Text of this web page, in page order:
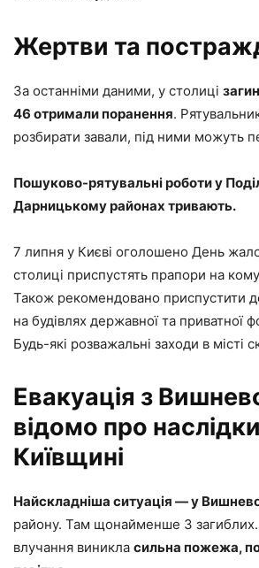
Жертви та
За останніми даними, у столиці
46 отримали поранення.
розбирати завали, під ними можуть
Пошуково-рятувальні роботи у
Дарницькому районах тривають.
7 липня у Києві оголошено День
столиці приспустять прапори на
Також рекомендовано приспустити
на будівлях державної та приватної
Будь-які розважальні заходи в місті
Евакуація з
відомо про
Київщині
Найскладніша ситуація — у
району. Там щонайменше 3 загиблих.
влучання виникла сильна пожежа,